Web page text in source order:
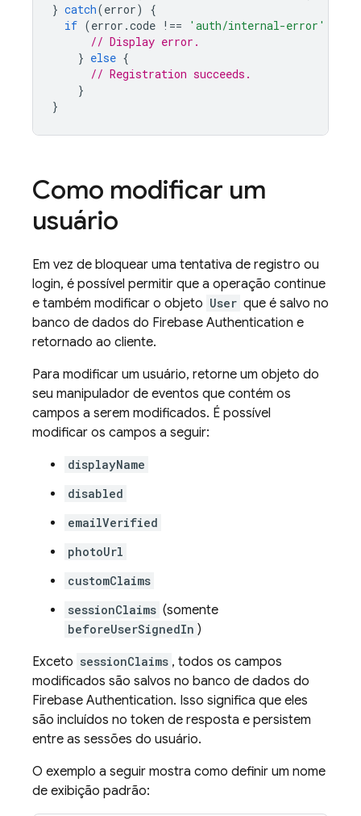
} catch(error)
{
if (error .code !== 'auth/internal-error'
// Display error.
} else {
// Registration succeeds.
}
}
Como modificar um
usuário
Em vez de bloquear uma tentativa de registro ou
login, é possível permitir que a operação continue
e também modificar o objeto User que é salvo no
banco de dados do Firebase Authentication e
retornado ao cliente.
Para modificar um usuário, retorne um objeto do
seu manipulador de eventos que contém os
campos a serem modificados. É possível
modificar os campos a seguir:
displayName
disabled
emailVerified
photoUrl
customClaims
sessionClaims (somente
beforeUserSignedIn )
Exceto sessionClaims , todos os campos
modificados são salvos no banco de dados do
Firebase Authentication. Isso significa que eles
são incluídos no token de resposta e persistem
entre as sessões do usuário.
O exemplo a seguir mostra como definir um nome
de exibição padrão: